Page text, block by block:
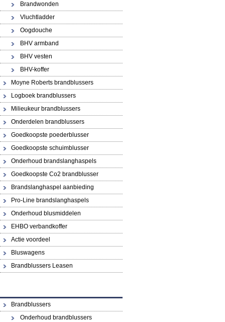
Brandwonden
Vluchtladder
Oogdouche
BHV armband
BHV vesten
BHV-koffer
Moyne Roberts brandblussers
Logboek brandblussers
Milieukeur brandblussers
Onderdelen brandblussers
Goedkoopste poederblusser
Goedkoopste schuimblusser
Onderhoud brandslanghaspels
Goedkoopste Co2 brandblusser
Brandslanghaspel aanbieding
Pro-Line brandslanghaspels
Onderhoud blusmiddelen
EHBO verbandkoffer
Actie voordeel
Bluswagens
Brandblussers Leasen
Brandblussers
Onderhoud brandblussers